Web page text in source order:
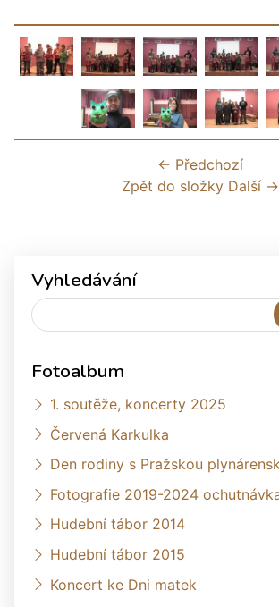
← Předchozí
Zpět do složky Další →
Vyhledávání
Fotoalbum
1. soutěže, koncerty 2025
Červená Karkulka
Den rodiny s Pražskou
Fotografie 2019-2024
Hudební tábor 2014
Hudební tábor 2015
Koncert ke Dni matek